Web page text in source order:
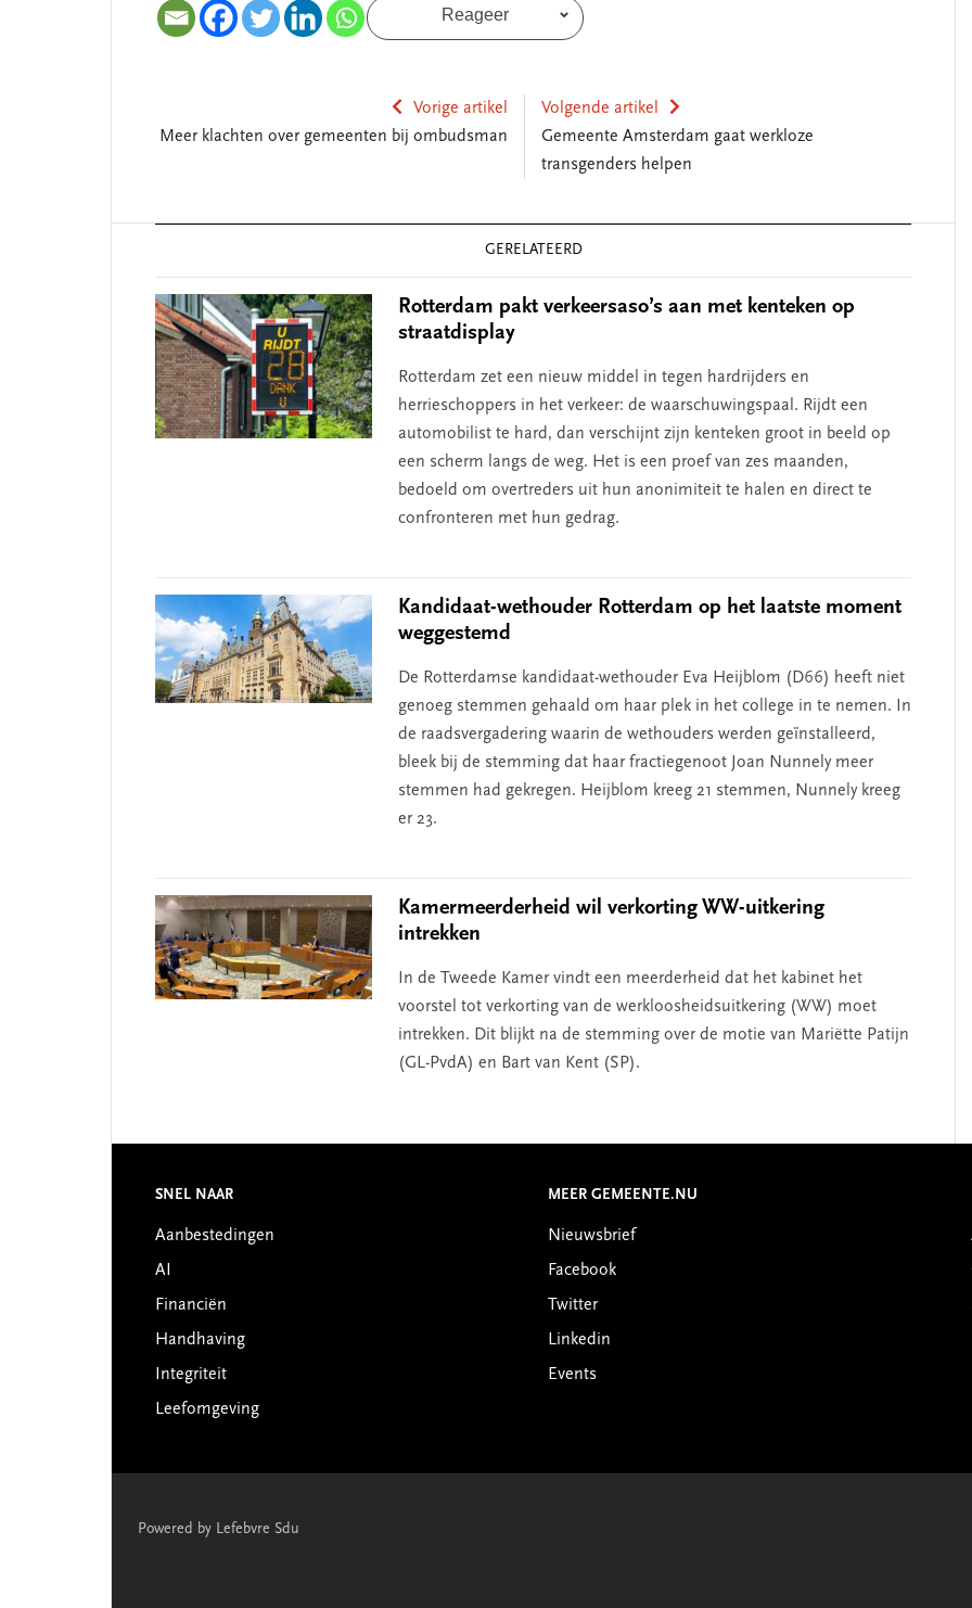
Reageer
Vorige artikel
Meer klachten over gemeenten bij ombudsman
Volgende artikel
Gemeente Amsterdam gaat werkloze
transgenders helpen
GERELATEERD
Rotterdam pakt verkeersaso’s aan met kenteken op
straatdisplay
Rotterdam zet een nieuw middel in tegen hardrijders en
herrieschoppers in het verkeer: de waarschuwingspaal. Rijdt een
automobilist te hard, dan verschijnt zijn kenteken groot in beeld op
een scherm langs de weg. Het is een proef van zes maanden,
bedoeld om overtreders uit hun anonimiteit te halen en direct te
confronteren met hun gedrag.
Kandidaat-wethouder Rotterdam op het laatste moment
weggestemd
De Rotterdamse kandidaat-wethouder Eva Heijblom (D66) heeft niet
genoeg stemmen gehaald om haar plek in het college in te nemen. In
de raadsvergadering waarin de wethouders werden geïnstalleerd,
bleek bij de stemming dat haar fractiegenoot Joan Nunnely meer
stemmen had gekregen. Heijblom kreeg 21 stemmen, Nunnely kreeg
er 23.
Kamermeerderheid wil verkorting WW-uitkering
intrekken
In de Tweede Kamer vindt een meerderheid dat het kabinet het
voorstel tot verkorting van de werkloosheidsuitkering (WW) moet
intrekken. Dit blijkt na de stemming over de motie van Mariëtte Patijn
(GL-PvdA) en Bart van Kent (SP).
Footer
SNEL NAAR
Aanbestedingen
AI
Financiën
Handhaving
Integriteit
Leefomgeving
MEER GEMEENTE.NU
Nieuwsbrief
Facebook
Twitter
Linkedin
Events
Powered by Lefebvre Sdu